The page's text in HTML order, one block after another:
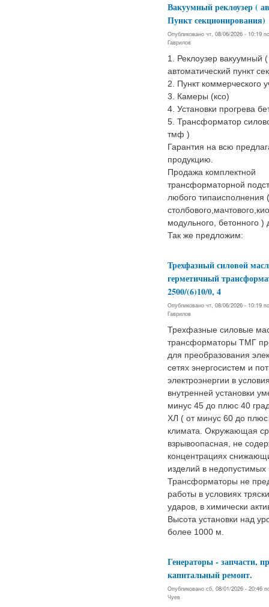
Вакуумный реклоузер (
Пункт секционирования)
Опубликовано чт, 08/06/2026 - 10:19
Гаврилов
1. Реклоузер вакуумный
автоматический пункт
2. Пункт коммерческого
3. Камеры (ксо)
4. Установки прогрева
5. Трансформатор
тмф )
Гарантия на всю
продукцию.
Продажа комплектной
трансформаторной
любого типаисполнения (
модульного, бетонного )
Так же предложим:
Трехфазный силовой
герметичный
2500/(6)10/0, 4
Опубликовано чт, 08/06/2026 - 10:19
Гаврилов
Трехфазные силовые
трансформаторы ТМГ
для преобразования
сетях энергосистем и
электроэнергии в
внутренней установки
минус 45 до плюс 40
ХЛ ( от минус 60 до
климата. Окружающая
взрывоопасная, не
концентрациях
изделий в недопустимых
Трансформаторы не
работы в условиях
ударов, в химически
Высота установки над
более 1000 м.
Генераторы - запчасти,
капитальный ремонт.
Опубликовано сб, 08/01/2026 - 20:46
Чуев